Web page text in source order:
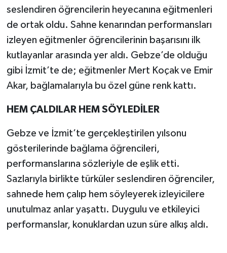
seslendiren öğrencilerin heyecanına eğitmenleri
de ortak oldu. Sahne kenarından performansları
izleyen eğitmenler öğrencilerinin başarısını ilk
kutlayanlar arasında yer aldı. Gebze’de olduğu
gibi İzmit’te de; eğitmenler Mert Koçak ve Emir
Akar, bağlamalarıyla bu özel güne renk kattı.
HEM ÇALDILAR HEM SÖYLEDİLER
Gebze ve İzmit’te gerçekleştirilen yılsonu
gösterilerinde bağlama öğrencileri,
performanslarına sözleriyle de eşlik etti.
Sazlarıyla birlikte türküler seslendiren öğrenciler,
sahnede hem çalıp hem söyleyerek izleyicilere
unutulmaz anlar yaşattı. Duygulu ve etkileyici
performanslar, konuklardan uzun süre alkış aldı.